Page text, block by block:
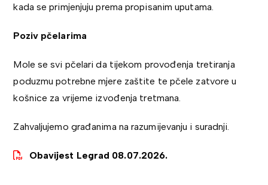
kada se primjenjuju prema propisanim uputama.
Poziv pčelarima
Mole se svi pčelari da tijekom provođenja tretiranja
poduzmu potrebne mjere zaštite te pčele zatvore u
košnice za vrijeme izvođenja tretmana.
Zahvaljujemo građanima na razumijevanju i suradnji.
Obavijest Legrad 08.07.2026.